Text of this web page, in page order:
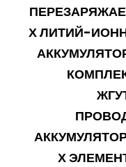
Х ЛИТИЙ-
Х